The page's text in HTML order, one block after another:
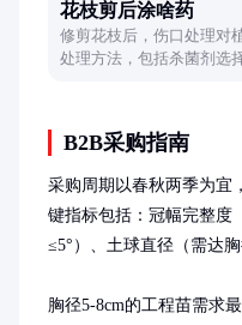
花枝剪后涂啥药
修剪花枝后，伤口处理对
处理方法，包括杀菌剂选
B2B采购指南
采购周期以春秋两季为宜
键指标包括：冠幅完整度
≤5°）、土球直径（需达胸
胸径5-8cm的工程苗需求